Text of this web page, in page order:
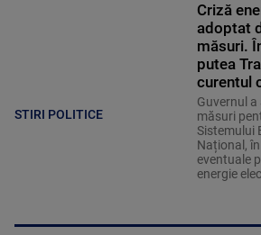
STIRI POLITICE
Criză
adoptat
măsuri.
putea
curentul
Guvernul
măsuri
Sistemului
Național,
eventuale
energie